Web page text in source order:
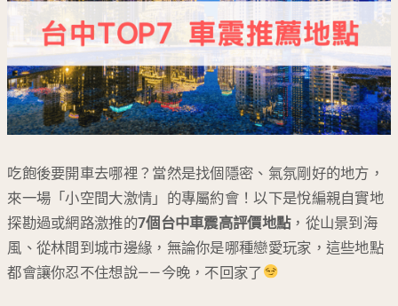
吃飽後要開車去哪裡？當然是找個隱密、氣氛剛好的地方，
來一場「小空間大激情」的專屬約會！以下是悅編親自實地
探勘過或網路激推的7個台中車震高評價地點，從山景到海
風、從林間到城市邊緣，無論你是哪種戀愛玩家，這些地點
都會讓你忍不住想說——今晚，不回家了